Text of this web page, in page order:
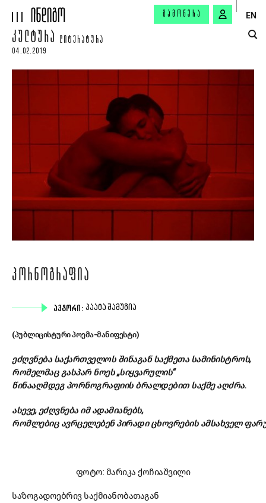
ᲒᲐᲛᲝᲬᲔᲠᲐ EN
ᲙᲣᲚᲢᲣᲠᲐ ᲚᲘᲢᲔᲠᲐᲢᲣᲠᲐ
04.02.2019
ᲞᲝᲠᲜᲝᲒᲠᲐᲤᲘᲐ
ᲐᲕᲢᲝᲠᲘ: ᲞᲐᲐᲢᲐ ᲨᲐᲛᲣᲒᲘᲐ
(პუბლიცისტური პოემა-მანიფესტი)
ეძღვნება საქართველოს შინაგანსაქმეთა სამინისტროს,
რომელმაცგასპარნოეს„სიყვარულის“
წინააღმდეგ პორნოგრაფიის ბრალდებითსაქმეაღძრა.
ასევე,ეძღვნება იმადამიანებს,
რომლებიც ავრცელებენპირადიცხოვრების ამსახველ
ფოტო: მარიკა ქოჩიაშვილი
საზოგადოებრივ საქმიანობათაგან